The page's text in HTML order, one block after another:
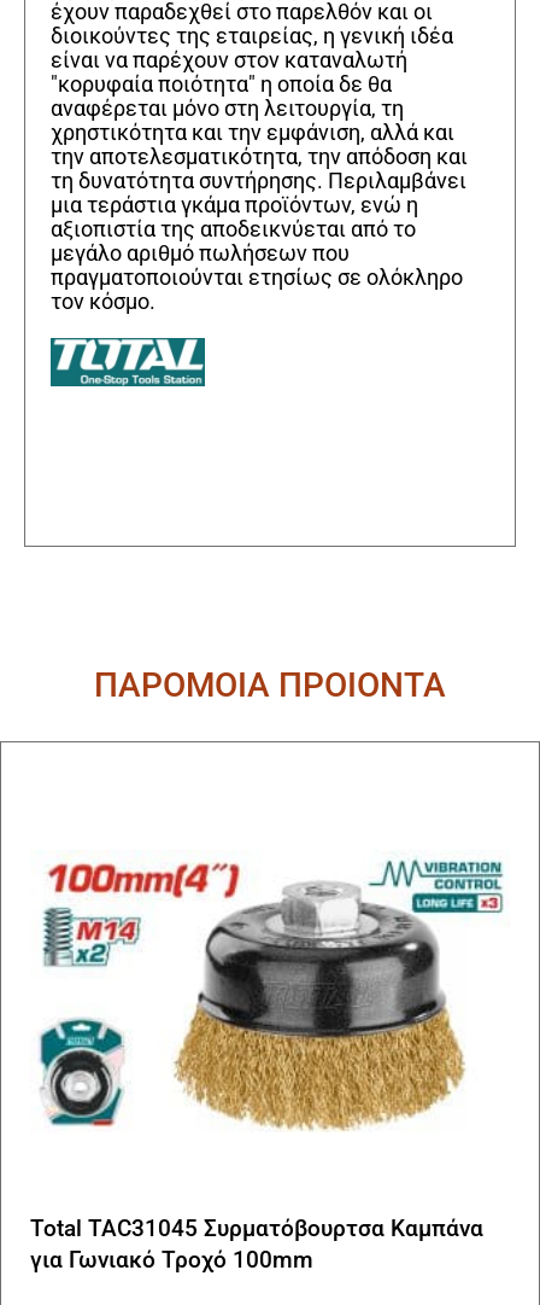
έχουν παραδεχθεί στο παρελθόν και οι
διοικούντες της εταιρείας, η γενική ιδέα
είναι να παρέχουν στον καταναλωτή
"κορυφαία ποιότητα" η οποία δε θα
αναφέρεται μόνο στη λειτουργία, τη
χρηστικότητα και την εμφάνιση, αλλά και
την αποτελεσματικότητα, την απόδοση και
τη δυνατότητα συντήρησης. Περιλαμβάνει
μια τεράστια γκάμα προϊόντων, ενώ η
αξιοπιστία της αποδεικνύεται από το
μεγάλο αριθμό πωλήσεων που
πραγματοποιούνται ετησίως σε ολόκληρο
τον κόσμο.
ΠΑΡΟΜΟΙΑ ΠΡΟΙΟΝΤΑ
Total TAC31045 Συρματόβουρτσα Καμπάνα
για Γωνιακό Τροχό 100mm